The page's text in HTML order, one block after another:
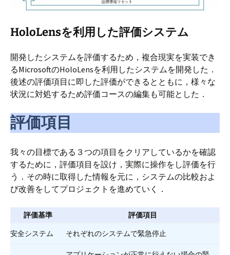
HoloLensを利用した評価システム
開発したシステムを評価するため，複合現実を実装でき
るMicrosoftのHoloLensを利用したシステムを開発した．
後述の評価項目に即した評価ができるとともに，様々な
状況に対処するため評価コースの編集も可能とした．
評価項目
我々の目標である３つの項目をクリアしているかを確認
するために，評価項目を設け，実際に操作をし評価を行
う．その時に取得した情報を元に，システムの比較およ
び改善をしてプロジェクトを進めていく．
評価基準
評価項目
安全システム
それぞれのシステムで緊急停止